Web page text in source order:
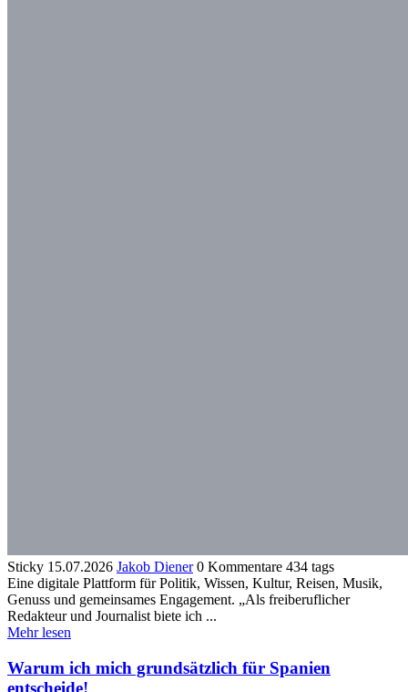
Sticky 15.07.2026 Jakob Diener 0 Kommentare 434 tags
Eine digitale Plattform für Politik, Wissen, Kultur, Reisen, Musik,
Genuss und gemeinsames Engagement. „Als freiberuflicher
Redakteur und Journalist biete ich ...
Mehr lesen
Warum ich mich grundsätzlich für Spanien
entscheide!